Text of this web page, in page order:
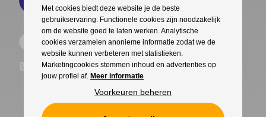
Met cookies biedt deze website je de beste
gebruikservaring. Functionele cookies zijn noodzakelijk
om de website goed te laten werken. Analytische
cookies verzamelen anonieme informatie zodat we de
website kunnen verbeteren met statistieken.
Marketingcookies stemmen inhoud en advertenties op
jouw profiel af. Meer informatie
Voorkeuren beheren